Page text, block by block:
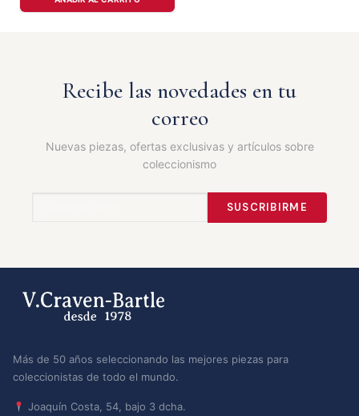
Recibe las novedades en tu
correo
Nuevas piezas, ofertas exclusivas y artículos sobre
coleccionismo
SUSCRIBIRME
Más de 50 años seleccionando las mejores piezas para
coleccionistas de todo el mundo.
Joaquín Costa, 54, bajo 3 dcha.